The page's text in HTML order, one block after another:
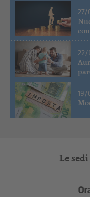
27/
22/
19/
Le